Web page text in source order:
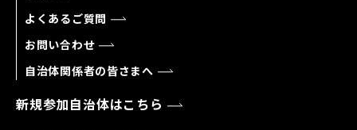
よくあるご質問
お問い合わせ
自治体関係者の皆さまへ
新規参加自治体はこちら